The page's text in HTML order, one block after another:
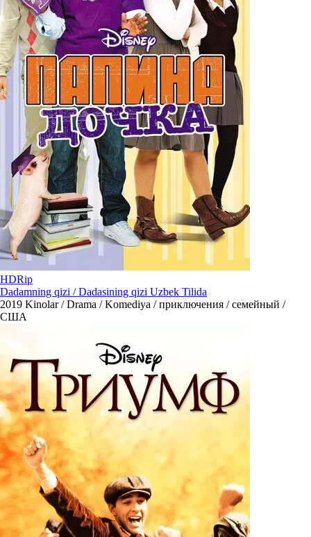
HDRip
Dadamning qizi / Dadasining qizi Uzbek Tilida
2019 Kinolar / Drama / Komediya / приключения / семейный /
США